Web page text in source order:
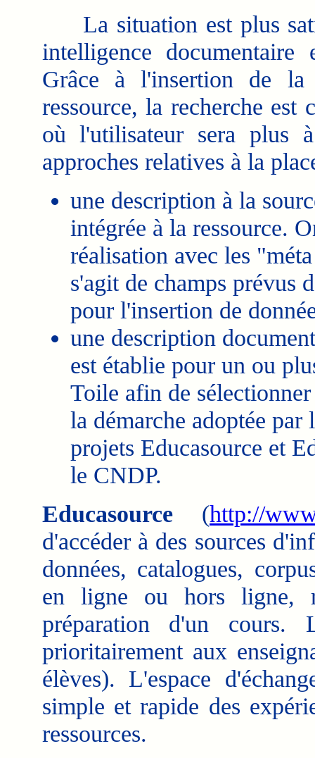
La situation est plus
intelligence
Grâce à l'insertion de la
ressource, la recherche est
où l'utilisateur sera plus
approches relatives à la
une description à la
intégrée à la ressource.
réalisation avec les
s'agit de champs prévus
pour l'insertion de
une description
est établie pour un ou
Toile afin de
la démarche adoptée
projets Educasource et
le CNDP.
Educasource(http://
d'accéder à des sources
données, catalogues,
en ligne ou hors ligne,
préparation d'un
prioritairement aux
élèves). L'espace
simple et rapide des
ressources.